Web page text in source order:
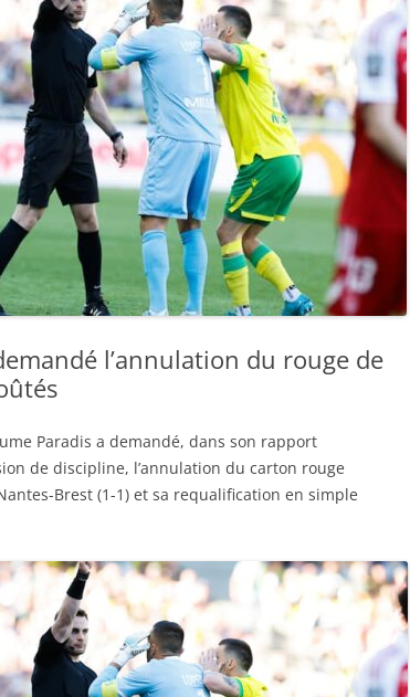
l’annulation du rouge de
Paradis a demandé, dans son rapport
de discipline, l’annulation du carton rouge
Brest (1-1) et sa requalification en simple